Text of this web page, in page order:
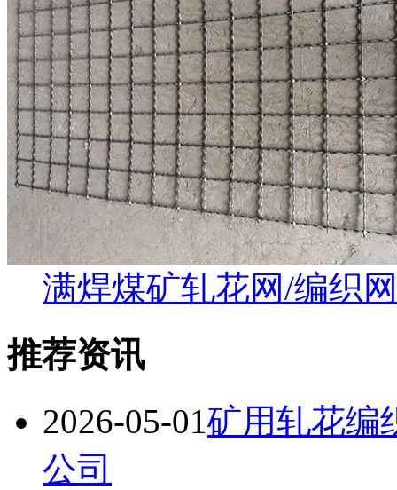
满焊煤矿轧花网/编织网
推荐资讯
2026-05-01矿用轧花编
公司